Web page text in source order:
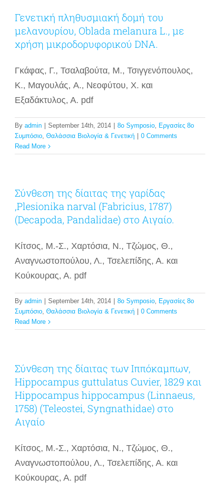
Γενετική πληθυσμιακή δομή του
μελανουρίου, Oblada melanura L., με
χρήση μικροδορυφορικού DNA.
Γκάφας, Γ., Τσαλαβούτα, Μ., Τσιγγενόπουλος,
Κ., Μαγουλάς, A., Νεοφύτου, Χ. και
Εξαδάκτυλος, Α. pdf
By admin September 14th, 2014 8o Symposio, Εργασίες 8ο
Συμπόσιο, Θαλάσσια Βιολογία & Γενετική
0 Comments
Read More
Σύνθεση της δίαιτας της γαρίδας
,Plesionika narval (Fabricius, 1787)
(Decapoda, Pandalidae) στο Αιγαίο.
Κίτσος, Μ.-Σ., Χαρτόσια, Ν., Τζώμος, Θ.,
Αναγνωστοπούλου, Λ., Τσελεπίδης, Α. και
Κούκουρας, Α. pdf
By admin September 14th, 2014 8o Symposio, Εργασίες 8ο
Συμπόσιο, Θαλάσσια Βιολογία & Γενετική
0 Comments
Read More
Σύνθεση της δίαιτας των Ιππόκαμπων,
Hippocampus guttulatus Cuvier, 1829 και
Hippocampus hippocampus (Linnaeus,
1758) (Teleostei, Syngnathidae) στο
Αιγαίο
Κίτσος, Μ.-Σ., Χαρτόσια, Ν., Τζώμος, Θ.,
Αναγνωστοπούλου, Λ., Τσελεπίδης, Α. και
Κούκουρας, Α. pdf